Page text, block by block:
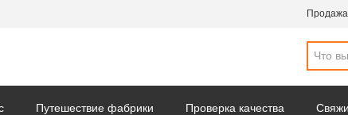
Путешествие фабрики Проверка качества